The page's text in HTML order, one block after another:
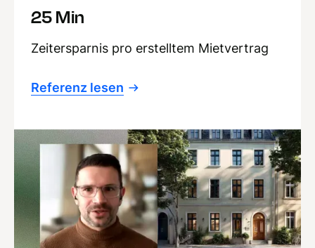
25 Min
Zeitersparnis pro erstelltem Mietvertrag
Referenz lesen